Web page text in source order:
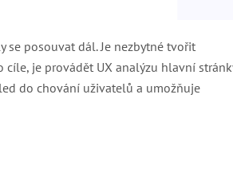
se posouvat dál. Je nezbytné tvořit
je provádět UX analýzu hlavní
do chování uživatelů a umožňuje